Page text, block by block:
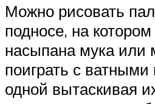
Можно рисовать
подносе, на
насыпана мука или
поиграть с
одной вытаскивая